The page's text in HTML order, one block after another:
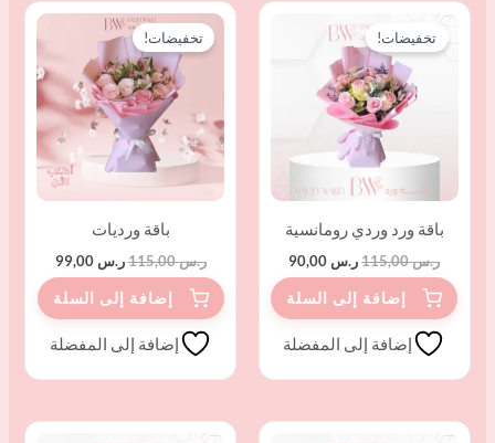
تخفيضات!
باقة ورد وردي رومانسية
ر.س115,00
الأصلي
هو:
ر.س 115,00.
ر.س
السعر
إضافة إلى المفضلة
تخفيضات!
باقة ورديات
ر.س115,00
السعر
الأصلي
هو:
ر.س 115,00.
ر.س 99,00
السعر
ر.س 99,00.
إضافة إلى المفضلة